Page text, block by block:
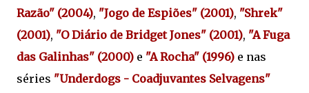
Razão" (2004), "Jogo de Espiões" (2001), "Shrek"
(2001), "O Diário de Bridget Jones" (2001), "A Fuga
das Galinhas" (2000) e "A Rocha" (1996) e nas
séries "Underdogs - Coadjuvantes Selvagens"